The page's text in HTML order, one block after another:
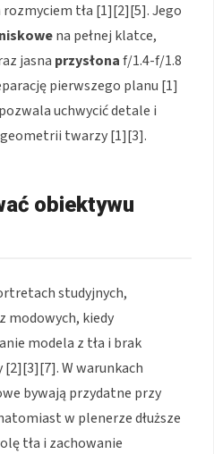
tła [1][2][5]. Jego
na pełnej klatce,
jasna przysłonaf/1.4-f/1.8
pierwszego planu [1]
uchwycić detale i
twarzy [1][3].
obiektywu
studyjnych,
modowych, kiedy
modela z tła i brak
W warunkach
bywają przydatne przy
w plenerze dłuższe
tła i zachowanie